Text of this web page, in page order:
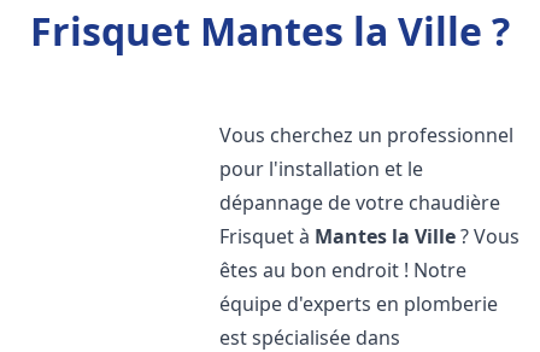
Frisquet Mantes la Ville ?
Vous cherchez un professionnel
pour l'installation et le
dépannage de votre chaudière
Frisquet à Mantes la Ville? Vous
êtes au bon endroit ! Notre
équipe d'experts en plomberie
est spécialisée dans